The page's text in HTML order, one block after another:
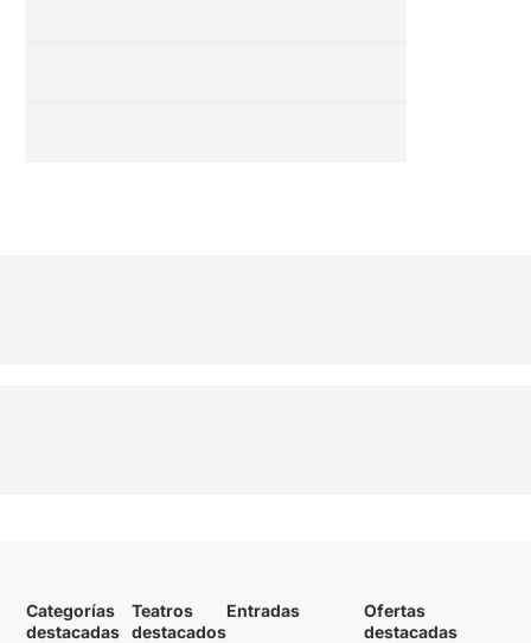
Categorías
destacadas
Teatros
destacados
Entradas
Ofertas
destacadas